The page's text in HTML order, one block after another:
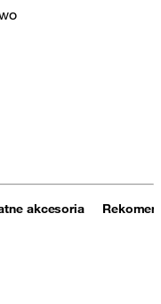
akcesoria